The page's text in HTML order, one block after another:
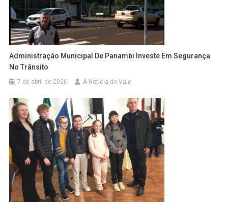
Administração Municipal De Panambi Investe Em Segurança
No Trânsito
7 de abril de 2026 A Notícia do Vale